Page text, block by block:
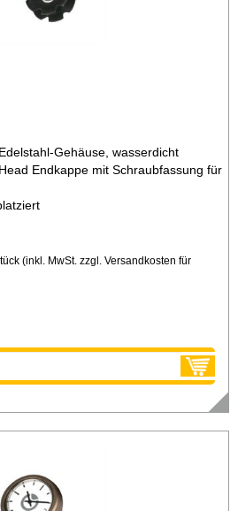
Gehäuse, wasserdicht
Endkappe mit Schraubfassung für
(inkl. MwSt. zzgl. Versandkosten für